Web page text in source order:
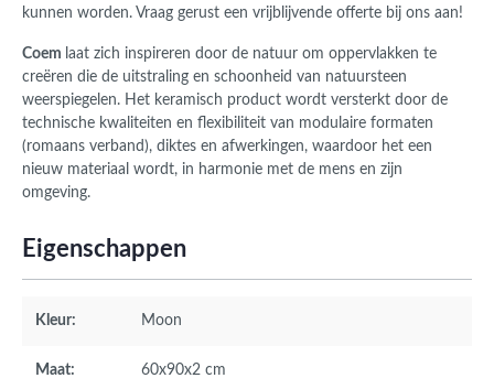
kunnen worden. Vraag gerust een vrijblijvende offerte bij ons aan!
Coem laat zich inspireren door de natuur om oppervlakken te
creëren die de uitstraling en schoonheid van natuursteen
weerspiegelen. Het keramisch product wordt versterkt door de
technische kwaliteiten en flexibiliteit van modulaire formaten
(romaans verband), diktes en afwerkingen, waardoor het een
nieuw materiaal wordt, in harmonie met de mens en zijn
omgeving.
Eigenschappen
Kleur: Moon
Maat: 60x90x2 cm